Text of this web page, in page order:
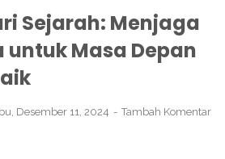
Sejarah: Menjaga
untuk Masa Depan
Desember 11, 2024 Tambah Komentar